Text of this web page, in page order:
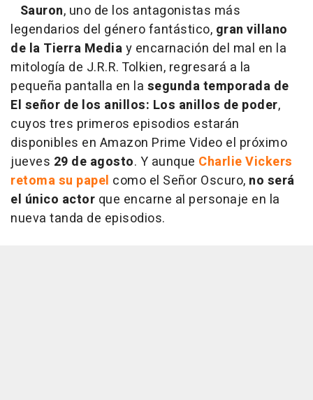
Sauron, uno de los antagonistas más
legendarios del género fantástico, gran villano
de la Tierra Mediay encarnación del mal en la
mitología de J.R.R. Tolkien, regresará a la
pequeña pantalla en la segunda temporada de
El señor de los anillos: Los anillos de poder,
cuyos tres primeros episodios estarán
disponibles en Amazon Prime Video el próximo
jueves 29 de agosto. Y aunque Charlie Vickers
retoma su papel como el Señor Oscuro, no será
el único actor que encarne al personaje en la
nueva tanda de episodios.